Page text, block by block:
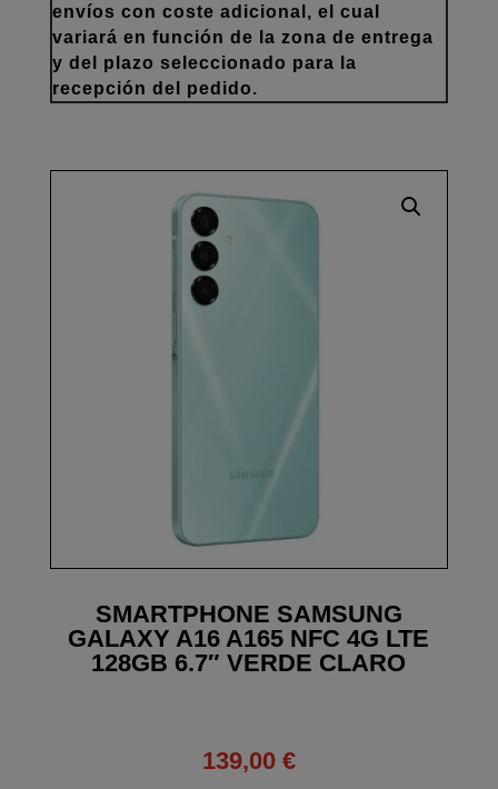
envíos con coste adicional, el cual
variará en función de la zona de entrega
y del plazo seleccionado para la
recepción del pedido.
SMARTPHONE SAMSUNG
GALAXY A16 A165 NFC 4G LTE
128GB 6.7″ VERDE CLARO
139,00 €